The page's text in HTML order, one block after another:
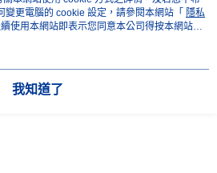
變更電腦的 cookie 設定，請參閱本網站「 隱私
使用本網站即表示您同意本公司得按本網站使
。
我知道了